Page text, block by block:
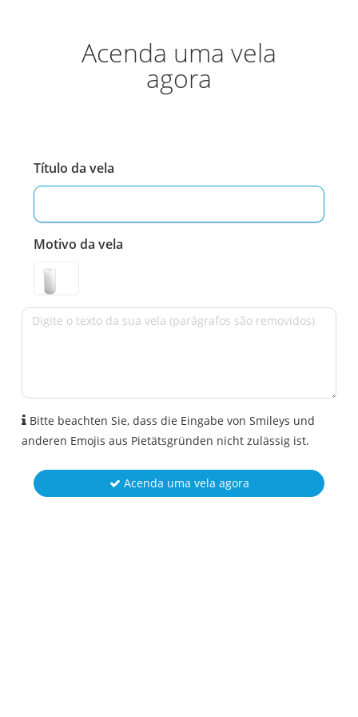
Acenda uma vela
agora
Título da vela
Motivo da vela
Bitte beachten Sie, dass die Eingabe von Smileys und
anderen Emojis aus Pietätsgründen nicht zulässig ist.
Acenda uma vela agora